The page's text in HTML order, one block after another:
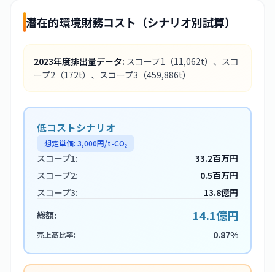
潜在的環境財務コスト（シナリオ別試算）
2023年度排出量データ: スコープ1 （11,062t） 、スコ
ープ2 （172t） 、スコープ3 （459,886t）
低コストシナリオ
想定単価: 3,000円/t-CO₂
スコープ1:
33.2百万円
スコープ2:
0.5百万円
スコープ3:
13.8億円
総額:
14.1億円
売上高比率: 0.87%